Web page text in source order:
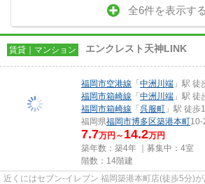
全6件を表示する
賃貸｜マンション エンクレスト天神LINK
福岡市空港線 「中洲川端 」駅 徒
福岡市箱崎線 「中洲川端 」駅 徒
福岡市箱崎線 「呉服町 」駅 徒歩
福岡県福岡市博多区築港本町10-
7.7万円～ 14.2万円
築年数：築4年 ｜募集中： 4室
階数：14階建
近くにはセブン‐イレブン 福岡築港本町店(徒歩5分)